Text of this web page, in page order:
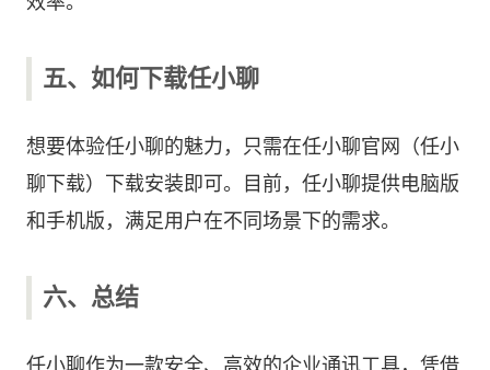
五、如何下载任小聊
想要体验任小聊的魅力，只需在任小聊官网 （任小
聊下载）下载安装即可。目前，任小聊提供电脑版
和手机版，满足用户在不同场景下的需求。
六、总结
任小聊作为一款安全、高效的企业通讯工具，凭借